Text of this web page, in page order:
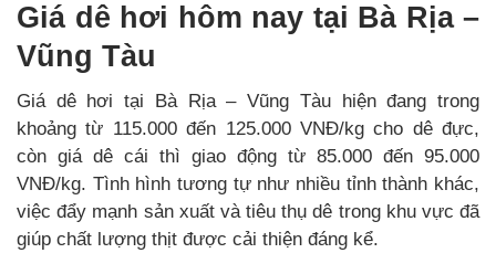
Giá dê hơi hôm nay tại Bà Rịa –
Vũng Tàu
Giá dê hơi tại Bà Rịa – Vũng Tàu hiện đang trong
khoảng từ 115.000 đến 125.000 VNĐ/kg cho dê đực,
còn giá dê cái thì giao động từ 85.000 đến 95.000
VNĐ/kg. Tình hình tương tự như nhiều tỉnh thành khác,
việc đẩy mạnh sản xuất và tiêu thụ dê trong khu vực đã
giúp chất lượng thịt được cải thiện đáng kể.